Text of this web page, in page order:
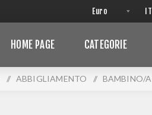
HOME PAGE CATEGORIE
/ ABBIGLIAMENTO / BAMBINO/A